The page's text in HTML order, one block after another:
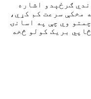
ګرځېدو اشاره
مخکې سرعت کم کړي،
وي چې په اسانۍ
بریک کولو څخه